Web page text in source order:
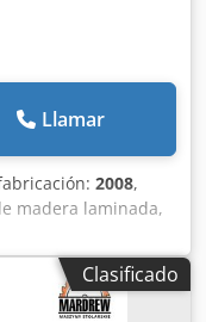
Llamar
2008,
madera laminada,
del material:
trabajo, rotación
de prensas
Clasificado